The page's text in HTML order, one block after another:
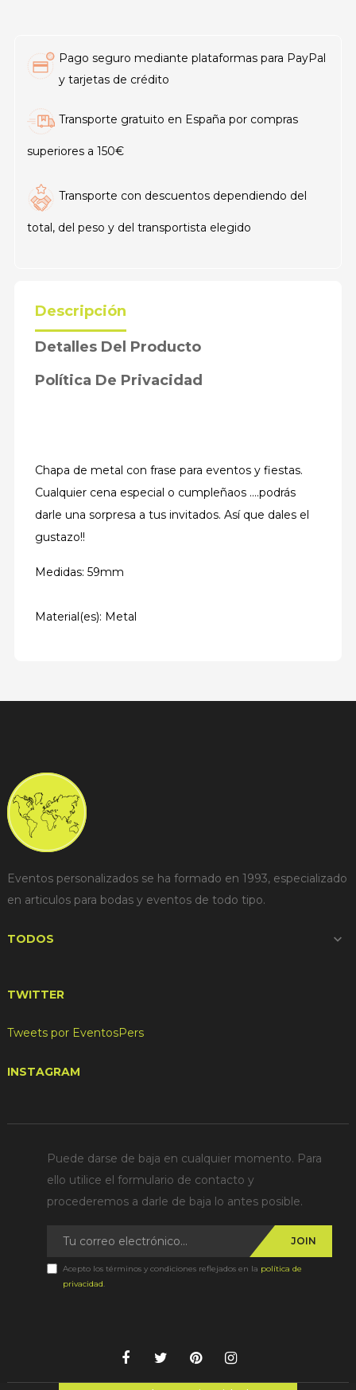
Pago seguro mediante plataformas para PayPal
y tarjetas de crédito
Transporte gratuito en España por compras
superiores a 150€
Transporte con descuentos dependiendo del
total, del peso y del transportista elegido
Descripción
Detalles Del Producto
Política De Privacidad
Chapa de metal con frase para eventos y fiestas.
Cualquier cena especial o cumpleñaos ....podrás
darle una sorpresa a tus invitados. Así que dales el
gustazo!!
Medidas: 59mm
Material(es): Metal
Eventos personalizados se ha formado en 1993, especializado
en articulos para bodas y eventos de todo tipo.
TODOS 
TWITTER
Tweets por EventosPers
INSTAGRAM
Puede darse de baja en cualquier momento. Para
ello utilice el formulario de contacto y
procederemos a darle de baja lo antes posible.
JOIN
Acepto los términos y condiciones reflejados en la política de
privacidad.